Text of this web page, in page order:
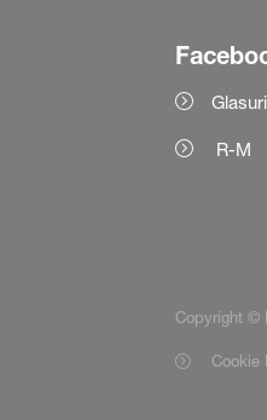
R-M
Copyright ©
Cookie